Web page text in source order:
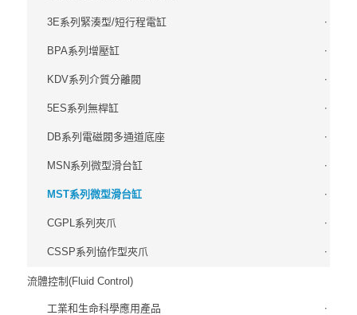
3E系列緊湊型/短行程電缸
BPA系列增壓缸
KDV系列介質分離閥
5ES系列無桿缸
DB系列電磁閥多通道底座
MSN系列微型滑台缸
MST系列微型滑台缸
CGPL系列夾爪
CSSP系列協作型夾爪
流體控制(Fluid Control)
工業和生命科學應用產品